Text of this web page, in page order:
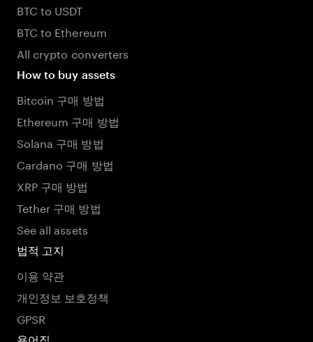
BTC to USDT
BTC to Ethereum
All crypto converters
How to buy assets
Bitcoin 구매 방법
Ethereum 구매 방법
Solana 구매 방법
Cardano 구매 방법
XRP 구매 방법
Tether 구매 방법
See all assets
법적 고지
이용 약관
개인정보 보호정책
GPSR